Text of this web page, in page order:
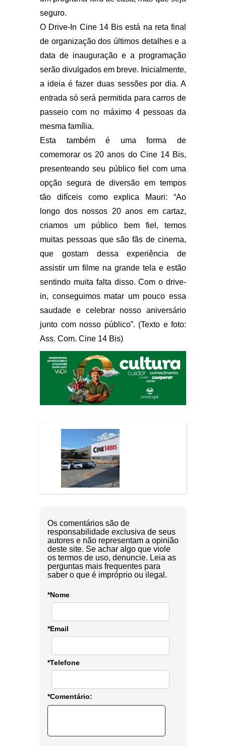
seguro.
O Drive-In Cine 14 Bis está na reta final
de organização dos últimos detalhes e a
data de inauguração e a programação
serão divulgados em breve. Inicialmente,
a ideia é fazer duas sessões por dia. A
entrada só será permitida para carros de
passeio com no máximo 4 pessoas da
mesma família.
Esta também é uma forma de
comemorar os 20 anos do Cine 14 Bis,
presenteando seu público fiel com uma
opção segura de diversão em tempos
tão difíceis como explica Mauri: “Ao
longo dos nossos 20 anos em cartaz,
criamos um público bem fiel, temos
muitas pessoas que são fãs de cinema,
que gostam dessa experiência de
assistir um filme na grande tela e estão
sentindo muita falta disso. Com o drive-
in, conseguimos matar um pouco essa
saudade e celebrar nosso aniversário
junto com nosso público”. (Texto e foto:
Ass. Com. Cine 14 Bis)
Os comentários são de
responsabilidade exclusiva de seus
autores e não representam a opinião
deste site. Se achar algo que viole
os termos de uso, denuncie. Leia as
perguntas mais frequentes para
saber o que é impróprio ou ilegal.
*Nome
*Email
*Telefone
*Comentário: